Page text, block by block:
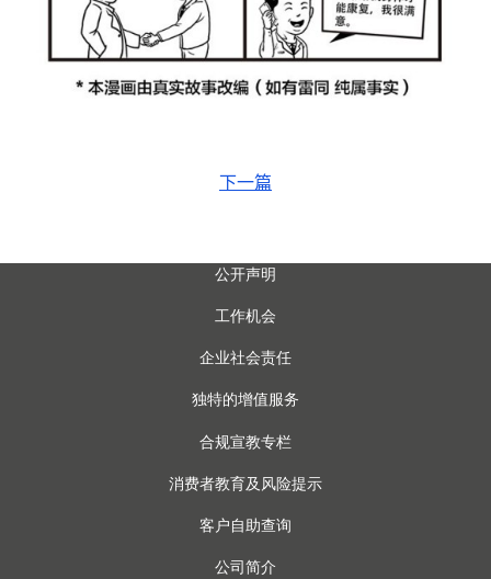
下一篇
公开声明
工作机会
企业社会责任
独特的增值服务
合规宣教专栏
消费者教育及风险提示
客户自助查询
公司简介